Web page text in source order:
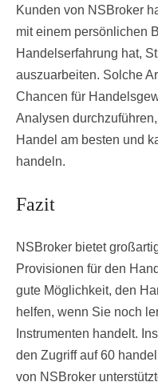
Kunden von NSBroker
mit einem persönlichen
Handelserfahrung hat,
auszuarbeiten. Solche
Chancen für
Analysen
Handel am besten und
handeln.
Fazit
NSBroker bietet
Provisionen für den
gute Möglichkeit, den
helfen, wenn Sie noch
Instrumenten handelt.
den Zugriff auf 60
von NSBroker